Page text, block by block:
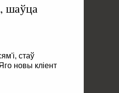
шаўца
стаў
новы кліент